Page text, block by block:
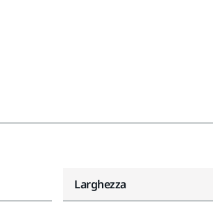
Larghezza